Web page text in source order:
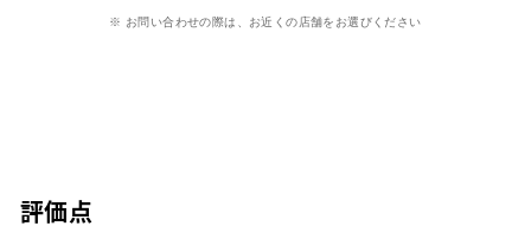
※ お問い合わせの際は、お近くの店舗をお選びください
評価点